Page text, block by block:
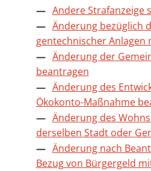
Andere Strafanzeige
Änderung bezüglich
gentechnischer Anlagen
Änderung der
beantragen
Änderung des
Ökokonto-Maßnahme
Änderung des
derselben Stadt oder
Änderung nach
Bezug von Bürgergeld